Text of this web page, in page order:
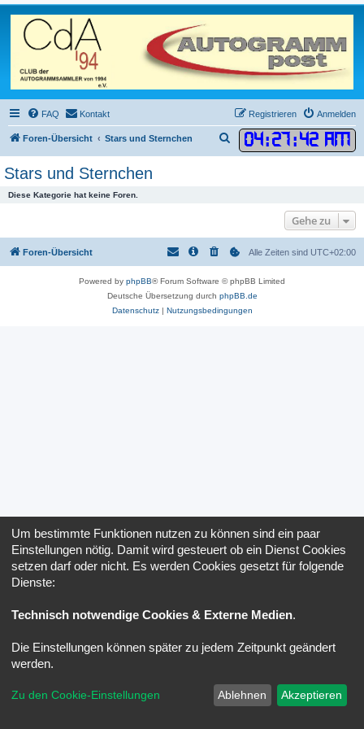
FAQ Kontakt Anmelden
Registrieren
Foren-Übersicht Stars und Sternchen 04:27:42 AM
u
Stars und Sternchen
Diese Kategorie hat keine Foren.
Gehe zu
Foren-Übersicht Alle Zeiten sind UTC+02:00
Powered by phpBB® Forum Software © phpBB Limited
Deutsche Übersetzung durch phpBB.de
Datenschutz| Nutzungsbedingungen
Um bestimmte Funktionen nutzen zu können sind ein paar
Einstellungen nötig. Damit wird gesteuert ob ein Dienst Cookies
setzen darf oder nicht. Es werden Cookies gesetzt für folgende
Dienste:
Technisch notwendige Cookies & Externe Medien.
Die Einstellungen können später zu jedem Zeitpunkt geändert
werden.
Zu den Cookie-Einstellungen Ablehnen Akzeptieren